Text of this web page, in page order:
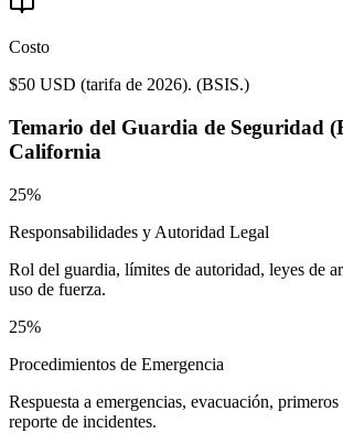
Costo
$50 USD (tarifa de 2026). (BSIS.)
Temario del Guardia de Seguridad
California
25%
Responsabilidades y Autoridad Legal
Rol del guardia, límites de autoridad, leyes de
uso de fuerza.
25%
Procedimientos de Emergencia
Respuesta a emergencias, evacuación,
reporte de incidentes.